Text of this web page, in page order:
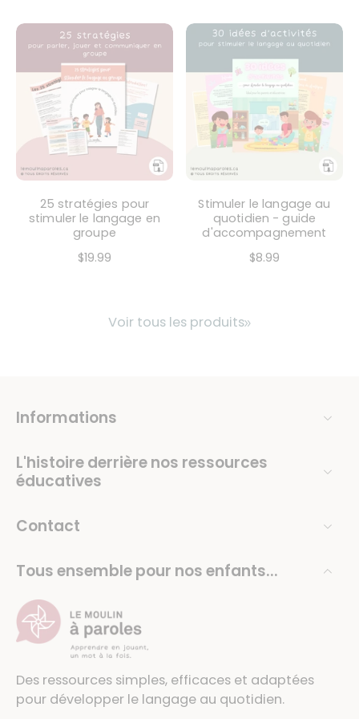
25 stratégies pour
stimuler le langage en
groupe
$19.99
Stimuler le langage au
quotidien - guide
d'accompagnement
$8.99
Voir tous les produits
Informations
L'histoire derrière nos ressources
éducatives
Contact
Tous ensemble pour nos enfants...
Des ressources simples, efficaces et adaptées
pour développer le langage au quotidien.